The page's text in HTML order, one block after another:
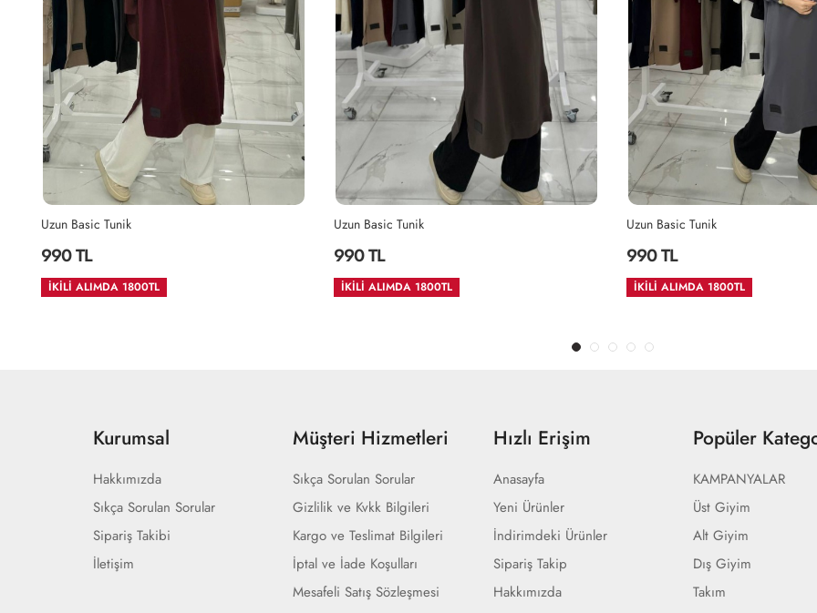
Uzun Basic Tunik
990 TL
İKİLİ ALIMDA 1800TL
Uzun Basic Tunik
990 TL
İKİLİ ALIMDA 1800TL
Uzun Basic Tunik
990 TL
İKİLİ ALIMDA 1800TL
Kurumsal
Hakkımızda
Sıkça Sorulan Sorular
Sipariş Takibi
İletişim
Müşteri Hizmetleri
Sıkça Sorulan Sorular
Gizlilik ve Kvkk Bilgileri
Kargo ve Teslimat Bilgileri
İptal ve İade Koşulları
Mesafeli Satış Sözleşmesi
Hızlı Erişim
Anasayfa
Yeni Ürünler
İndirimdeki Ürünler
Sipariş Takip
Hakkımızda
Popüler
KAMPANYALAR
Üst Giyim
Alt Giyim
Dış Giyim
Takım